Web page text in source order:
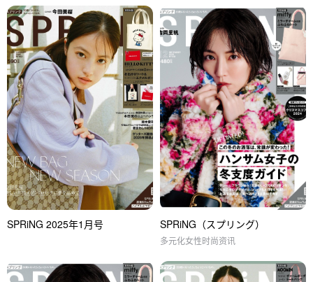
SPRiNG 2025年1月号 SPRiNG（スプリング）
多元化女性时尚资讯